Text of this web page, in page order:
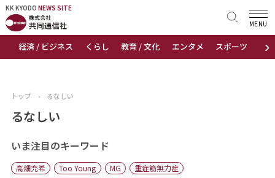
KK KYODO NEWS SITE
›
経済 / ビジネス くらし 教育 / 文化 エンタメ スポーツ 地域
MENU
KK KYODONEWS SITE
トップページ
ニュース
おすすめコンテンツ
出版物
トップ › るなしい
るなしい
いま注目のキーワード
高畑充希 Too Young MG
重症筋無力症